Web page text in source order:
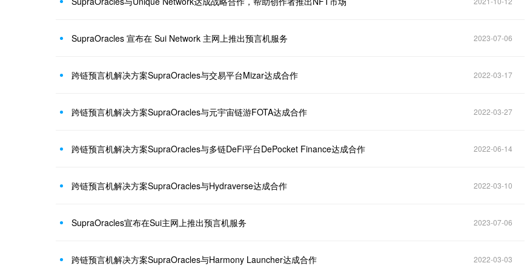
SupraOracles 宣布在 Sui Network 主网上推出预言机服务 2023-07-06
跨链预言机解决方案SupraOracles与交易平台Mizar达成合作 2022-03-17
跨链预言机解决方案SupraOracles与元宇宙链游FOTA达成合作 2022-03-27
跨链预言机解决方案SupraOracles与多链DeFi平台DePocket Finance达成合作 2022-06-14
跨链预言机解决方案SupraOracles与Hydraverse达成合作 2022-03-10
SupraOracles宣布在Sui主网上推出预言机服务 2023-07-06
跨链预言机解决方案SupraOracles与Harmony Launcher达成合作 2022-03-03